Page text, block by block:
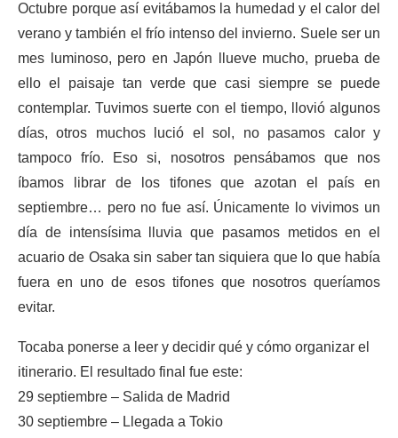
Octubre porque así evitábamos la humedad y el calor del
verano y también el frío intenso del invierno. Suele ser un
mes luminoso, pero en Japón llueve mucho, prueba de
ello el paisaje tan verde que casi siempre se puede
contemplar. Tuvimos suerte con el tiempo, llovió algunos
días, otros muchos lució el sol, no pasamos calor y
tampoco frío. Eso si, nosotros pensábamos que nos
íbamos librar de los tifones que azotan el país en
septiembre… pero no fue así. Únicamente lo vivimos un
día de intensísima lluvia que pasamos metidos en el
acuario de Osaka sin saber tan siquiera que lo que había
fuera en uno de esos tifones que nosotros queríamos
evitar.
Tocaba ponerse a leer y decidir qué y cómo organizar el
itinerario. El resultado final fue este:
29 septiembre – Salida de Madrid
30 septiembre – Llegada a Tokio